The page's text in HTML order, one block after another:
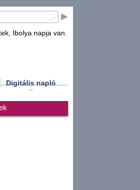
Ibolya napja van.
Digitális napló